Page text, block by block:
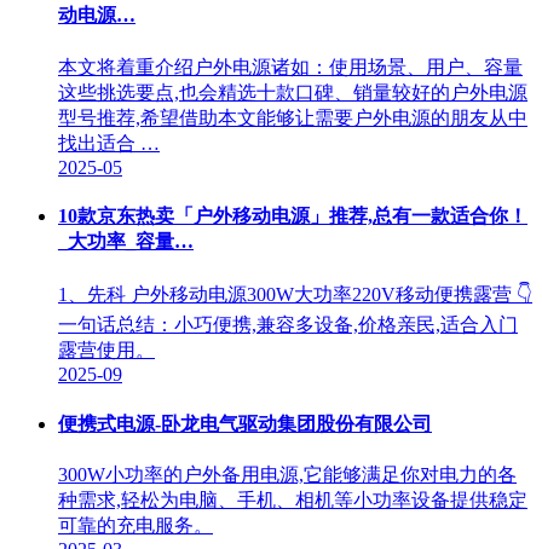
动电源…
本文将着重介绍户外电源诸如：使用场景、用户、容量
这些挑选要点,也会精选十款口碑、销量较好的户外电源
型号推荐,希望借助本文能够让需要户外电源的朋友从中
找出适合 …
2025-05
10款京东热卖「户外移动电源」推荐,总有一款适合你！
_大功率_容量…
1、先科 户外移动电源300W大功率220V移动便携露营 👇
一句话总结：小巧便携,兼容多设备,价格亲民,适合入门
露营使用。
2025-09
便携式电源-卧龙电气驱动集团股份有限公司
300W小功率的户外备用电源,它能够满足你对电力的各
种需求,轻松为电脑、手机、相机等小功率设备提供稳定
可靠的充电服务。